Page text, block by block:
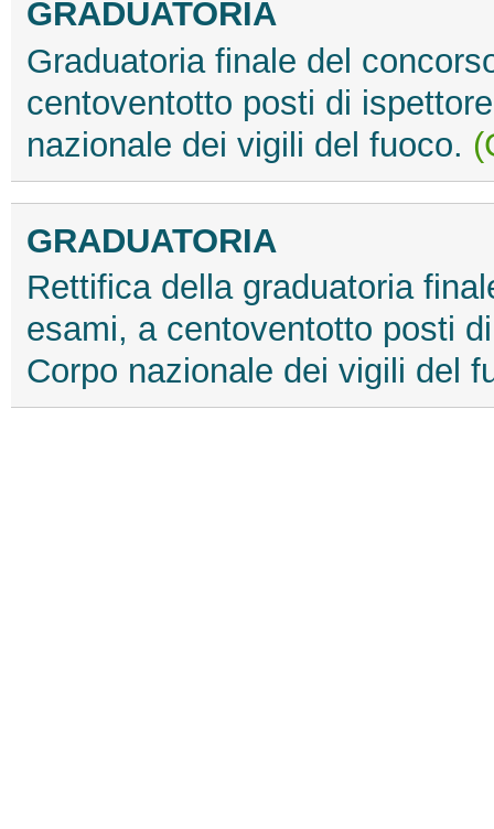
GRADUATORIA
Graduatoria finale del
centoventotto posti di
nazionale dei vigili del fuoco.
GRADUATORIA
Rettifica della graduatoria
esami, a centoventotto posti
Corpo nazionale dei vigili del